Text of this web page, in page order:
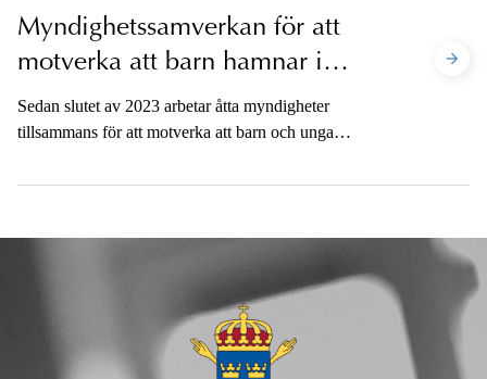
Myndighetssamverkan för att
motverka att barn hamnar i
kriminalitet etablerat
Sedan slutet av 2023 arbetar åtta myndigheter
tillsammans för att motverka att barn och unga
samverkan etablerad i hela landet och lokal samverkan